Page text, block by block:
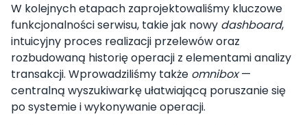
W kolejnych etapach zaprojektowaliśmy kluczowe
funkcjonalności serwisu, takie jak nowy dashboard,
intuicyjny proces realizacji przelewów oraz
rozbudowaną historię operacji z elementami analizy
transakcji. Wprowadziliśmy także omnibox—
centralną wyszukiwarkę ułatwiającą poruszanie się
po systemie i wykonywanie operacji.